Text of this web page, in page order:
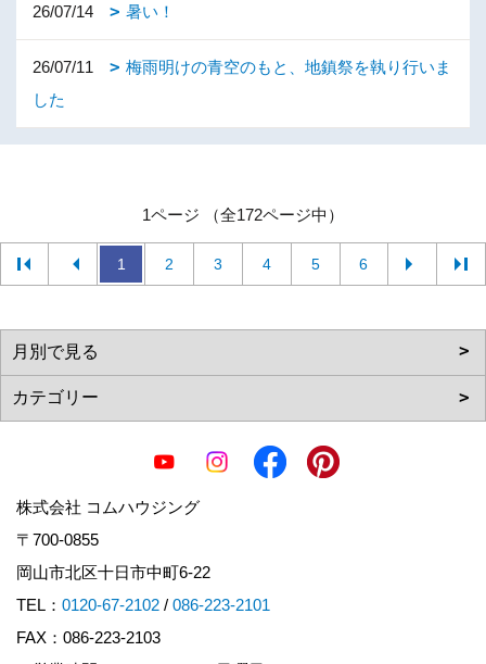
26/07/14 暑い！
26/07/11
梅雨明けの青空のもと、地鎮祭を執り行いま
した
1ページ （全172ページ中）
1 2 3 4 5 6
株式会社 コムハウジング
〒700-0855
岡山市北区十日市中町6-22
TEL： 0120-67-2102 / 086-223-2101
FAX：086-223-2103